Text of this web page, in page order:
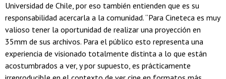
Universidad de Chile, por eso también entienden que es su
responsabilidad acercarla a la comunidad. “Para Cineteca es muy
valioso tener la oportunidad de realizar una proyección en
35mm de sus archivos. Para el público esto representa una
experiencia de visionado totalmente distinta a lo que están
acostumbrados a ver, y por supuesto, es prácticamente